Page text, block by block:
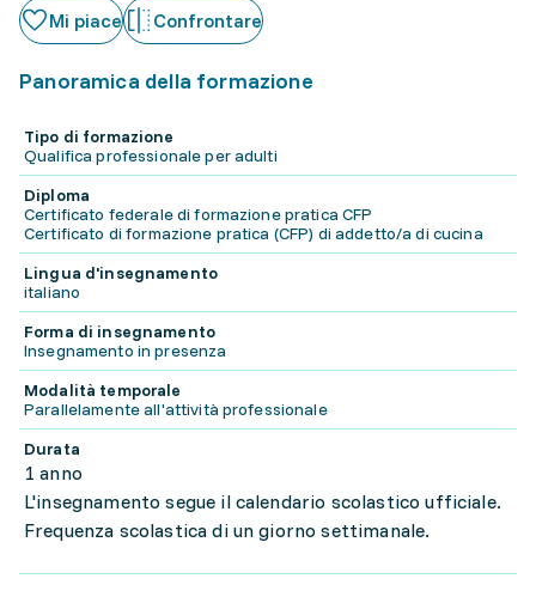
Mi piace Confrontare
Panoramica della formazione
Tipo di formazione
Qualifica professionale per adulti
Diploma
Certificato federale di formazione pratica CFP
Certificato di formazione pratica (CFP) di addetto/a di cucina
Lingua d'insegnamento
italiano
Forma di insegnamento
Insegnamento in presenza
Modalità temporale
Parallelamente all'attività professionale
Durata
1 anno
L'insegnamento segue il calendario scolastico ufficiale.
Frequenza scolastica di un giorno settimanale.